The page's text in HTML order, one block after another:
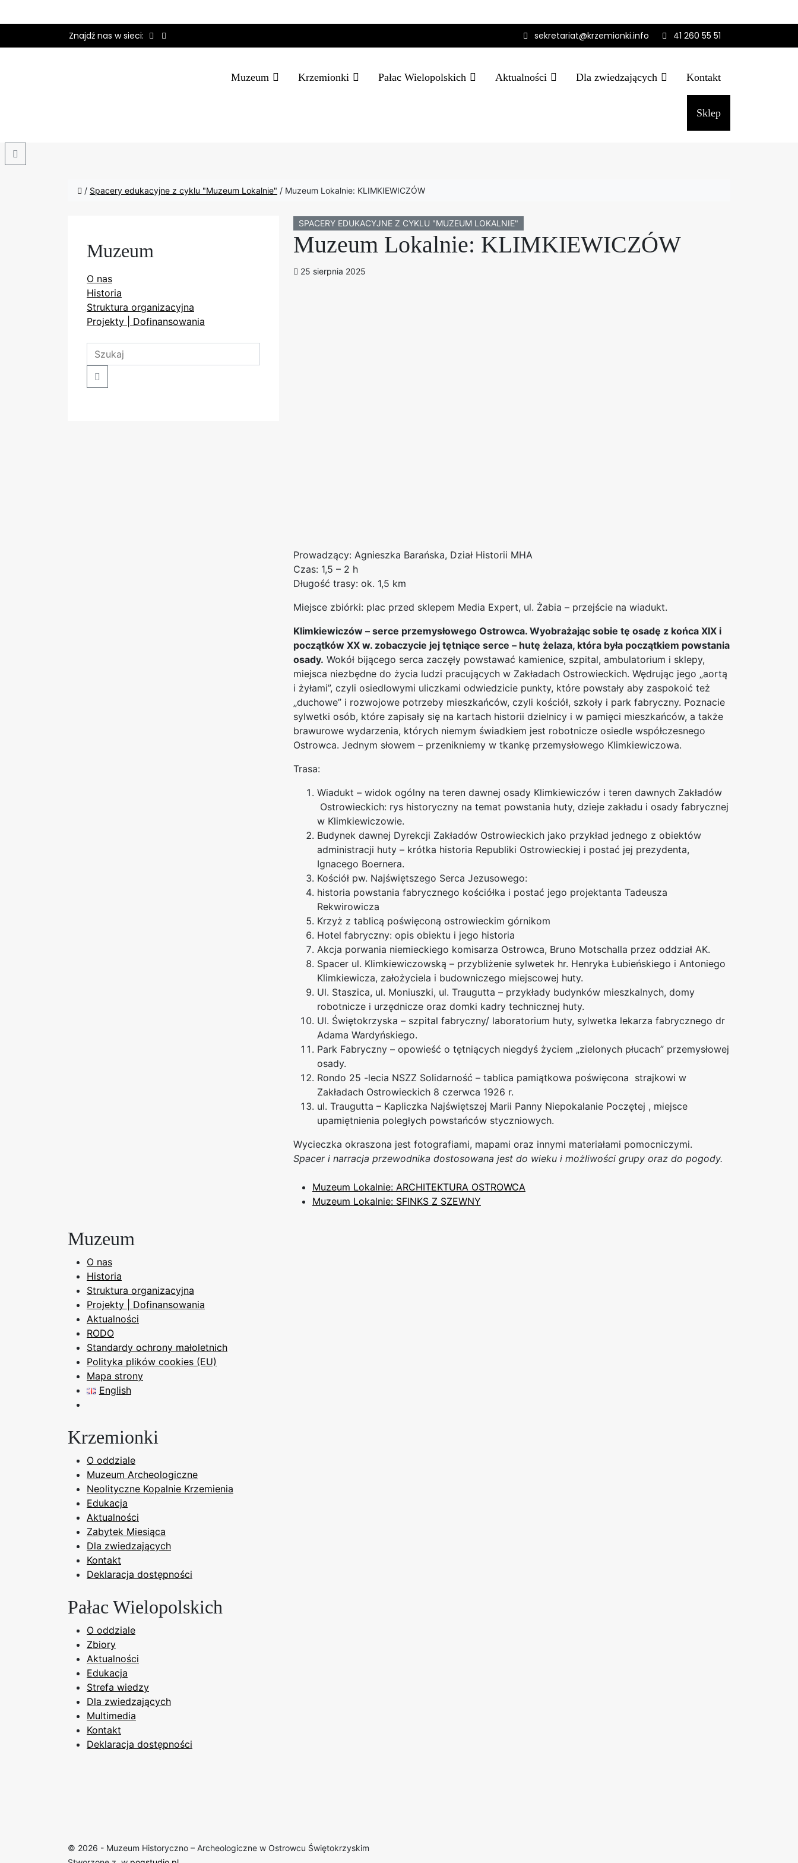
Znajdź nas w sieci: 41 260 55 51
sekretariat@krzemionki.info
Muzeum Krzemionki Pałac Wielopolskich Aktualności Dla zwiedzających Kontakt
Sklep
/ Spacery edukacyjne z cyklu "Muzeum Lokalnie" / Muzeum Lokalnie: KLIMKIEWICZÓW
Muzeum
O nas
Historia
Struktura organizacyjna
Projekty | Dofinansowania
SPACERY EDUKACYJNE Z CYKLU "MUZEUM LOKALNIE"
Muzeum Lokalnie: KLIMKIEWICZÓW
25 sierpnia 2025
Prowadzący: Agnieszka Barańska, Dział Historii MHA
Czas: 1,5 – 2 h
Długość trasy: ok. 1,5 km
Miejsce zbiórki: plac przed sklepem Media Expert, ul. Żabia – przejście na wiadukt.
Klimkiewiczów – serce przemysłowego Ostrowca. Wyobrażając sobie tę osadę z końca XIX i
początków XX w. zobaczycie jej tętniące serce – hutę żelaza, która była początkiem powstania
osady. Wokół bijącego serca zaczęły powstawać kamienice, szpital, ambulatorium i sklepy,
miejsca niezbędne do życia ludzi pracujących w Zakładach Ostrowieckich. Wędrując jego „aortą
i żyłami”, czyli osiedlowymi uliczkami odwiedzicie punkty, które powstały aby zaspokoić też
„duchowe” i rozwojowe potrzeby mieszkańców, czyli kościół, szkoły i park fabryczny. Poznacie
sylwetki osób, które zapisały się na kartach historii dzielnicy i w pamięci mieszkańców, a także
brawurowe wydarzenia, których niemym świadkiem jest robotnicze osiedle współczesnego
Ostrowca. Jednym słowem – przenikniemy w tkankę przemysłowego Klimkiewiczowa.
Trasa:
Wiadukt – widok ogólny na teren dawnej osady Klimkiewiczów i teren dawnych Zakładów
Ostrowieckich: rys historyczny na temat powstania huty, dzieje zakładu i osady fabrycznej
w Klimkiewiczowie.
Budynek dawnej Dyrekcji Zakładów Ostrowieckich jako przykład jednego z obiektów
administracji huty – krótka historia Republiki Ostrowieckiej i postać jej prezydenta,
Ignacego Boernera.
Kościół pw. Najświętszego Serca Jezusowego:
historia powstania fabrycznego kościółka i postać jego projektanta Tadeusza
Rekwirowicza
Krzyż z tablicą poświęconą ostrowieckim górnikom
Hotel fabryczny: opis obiektu i jego historia
Akcja porwania niemieckiego komisarza Ostrowca, Bruno Motschalla przez oddział AK.
Spacer ul. Klimkiewiczowską – przybliżenie sylwetek hr. Henryka Łubieńskiego i Antoniego
Klimkiewicza, założyciela i budowniczego miejscowej huty.
Ul. Staszica, ul. Moniuszki, ul. Traugutta – przykłady budynków mieszkalnych, domy
robotnicze i urzędnicze oraz domki kadry technicznej huty.
Ul. Świętokrzyska – szpital fabryczny/ laboratorium huty, sylwetka lekarza fabrycznego dr
Adama Wardyńskiego.
Park Fabryczny – opowieść o tętniących niegdyś życiem „zielonych płucach” przemysłowej
osady.
Rondo 25 -lecia NSZZ Solidarność – tablica pamiątkowa poświęcona strajkowi w
Zakładach Ostrowieckich 8 czerwca 1926 r.
ul. Traugutta – Kapliczka Najświętszej Marii Panny Niepokalanie Poczętej , miejsce
upamiętnienia poległych powstańców styczniowych.
Wycieczka okraszona jest fotografiami, mapami oraz innymi materiałami pomocniczymi.
Spacer i narracja przewodnika dostosowana jest do wieku i możliwości grupy oraz do pogody.
Muzeum Lokalnie: ARCHITEKTURA OSTROWCA
Muzeum Lokalnie: SFINKS Z SZEWNY
Muzeum
O nas
Historia
Struktura organizacyjna
Projekty | Dofinansowania
Aktualności
RODO
Standardy ochrony małoletnich
Polityka plików cookies (EU)
Mapa strony
English
Krzemionki
O oddziale
Muzeum Archeologiczne
Neolityczne Kopalnie Krzemienia
Edukacja
Aktualności
Zabytek Miesiąca
Dla zwiedzających
Kontakt
Deklaracja dostępności
Pałac Wielopolskich
O oddziale
Zbiory
Aktualności
Edukacja
Strefa wiedzy
Dla zwiedzających
Multimedia
Kontakt
Deklaracja dostępności
© 2026 - Muzeum Historyczno – Archeologiczne w Ostrowcu Świętokrzyskim